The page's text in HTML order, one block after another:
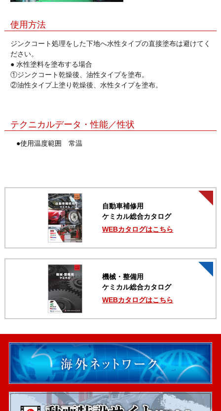
使用方法
ジンクコート処理をした下地へ水性タイプの直接塗布は避けてく
ださい。
● 水性塗料を塗布する場合
①ジンクコート乾燥後、油性タイプを塗布。
②油性タイプ上塗り乾燥後、水性タイプを塗布。
テクニカルデータ・性能／性状
●使用温度範囲 常温
自動車補修用
ケミカル総合カタログ
WEBカタログはこちら
機械・整備用
ケミカル総合カタログ
WEBカタログはこちら